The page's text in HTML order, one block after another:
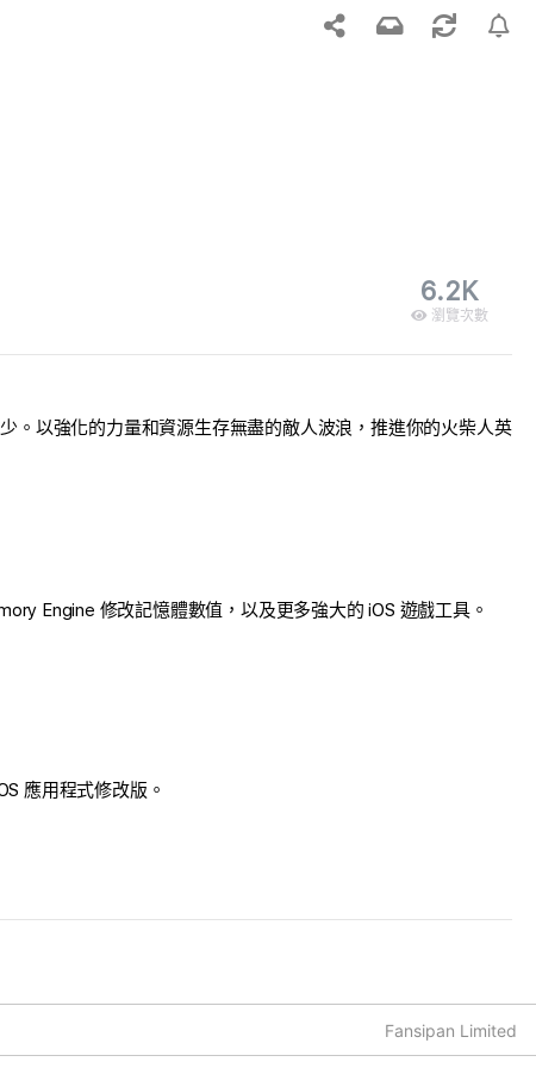
6.2K
瀏覽次數
。以強化的力量和資源生存無盡的敵人波浪，推進你的火柴人英
Engine 修改記憶體數值，以及更多強大的 iOS 遊戲工具。
應用程式修改版。
Fansipan Limited